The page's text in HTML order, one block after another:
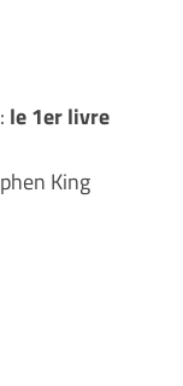
: le 1er livre
King